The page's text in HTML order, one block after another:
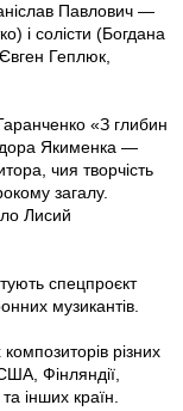
Павлович —
і солісти (Богдана
Геплюк,
«З глибин
Якименка —
чия творчість
загалу.
Лисий
спецпроєкт
музикантів.
різних
Фінляндії,
інших країн.